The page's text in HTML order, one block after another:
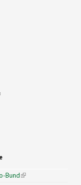
is external)
Bund(link is